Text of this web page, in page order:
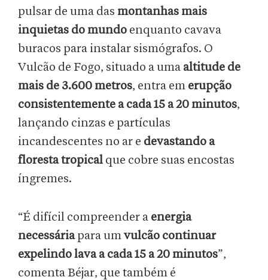
pulsar de uma das montanhas mais
inquietas do mundo enquanto cavava
buracos para instalar sismógrafos. O
Vulcão de Fogo, situado a uma altitude de
mais de 3.600 metros, entra em erupção
consistentemente a cada 15 a 20 minutos,
lançando cinzas e partículas
incandescentes no ar e devastando a
floresta tropical que cobre suas encostas
íngremes.
“É difícil compreender a energia
necessáriapara umvulcão continuar
expelindo lava a cada 15 a 20 minutos”,
comenta Béjar, que também é